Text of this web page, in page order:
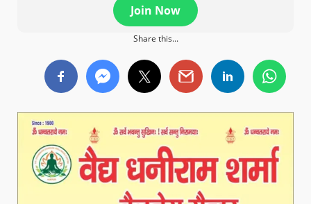
Join Now
Share this...